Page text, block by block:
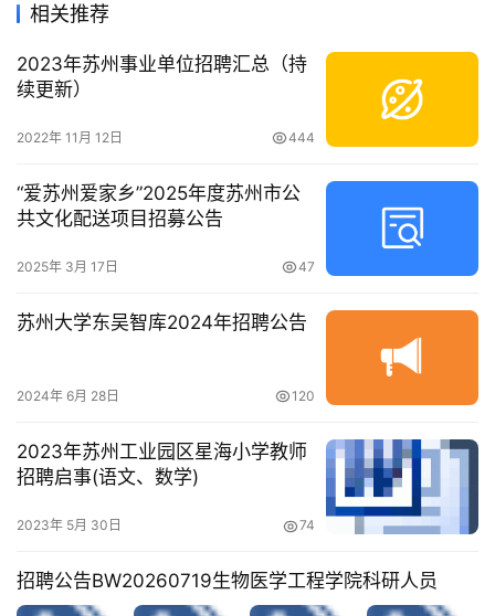
相关推荐
2023年苏州事业单位招聘汇总（持
续更新）
2022年 11月 12日 444
“爱苏州爱家乡”2025年度苏州市公
共文化配送项目招募公告
2025年 3月 17日 47
苏州大学东吴智库2024年招聘公告
2024年 6月 28日 120
2023年苏州工业园区星海小学教师
招聘启事(语文、数学)
2023年 5月 30日 74
招聘公告BW20260719生物医学工程学院科研人员